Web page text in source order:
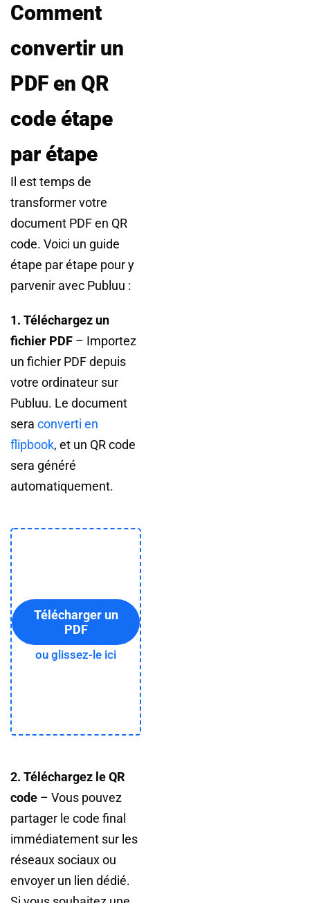
Comment
convertir un
PDF en QR
code étape
par étape
Il est temps de
transformer votre
document PDF en QR
code. Voici un guide
étape par étape pour y
parvenir avec Publuu :
1. Téléchargez un
fichier PDF – Importez
un fichier PDF depuis
votre ordinateur sur
Publuu. Le document
sera converti en
flipbook, et un QR code
sera généré
automatiquement.
Télécharger un
PDF
ou glissez-le ici
2. Téléchargez le QR
code – Vous pouvez
partager le code final
immédiatement sur les
réseaux sociaux ou
envoyer un lien dédié.